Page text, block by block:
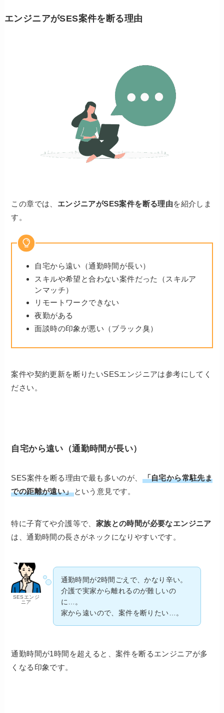
エンジニアがSES案件を断る理由
この章では、 エンジニアがSES案件を断る理由を紹介しま
す。
自宅から遠い（通勤時間が長い）
スキルや希望と合わない案件だった（スキルア
ンマッチ）
リモートワークできない
夜勤がある
面談時の印象が悪い（ブラック臭）
案件や契約更新を断りたいSESエンジニアは参考にしてく
ださい。
自宅から遠い（通勤時間が長い）
SES案件を断る理由で最も多いのが、
「自宅から常駐先ま
での距離が遠い」という意見です。
特に子育てや介護等で、 家族との時間が必要なエンジニア
は、通勤時間の長さがネックになりやすいです。
SESエンジ
ニア
通勤時間が2時間ごえで、かなり辛い。
介護で実家から離れるのが難しいの
に…。
家から遠いので、案件を断りたい…。
通勤時間が1時間を超えると、案件を断るエンジニアが多
くなる印象です。